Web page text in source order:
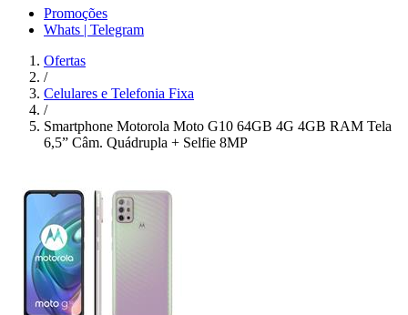
Promoções
Whats | Telegram
Ofertas
/
Celulares e Telefonia Fixa
/
Smartphone Motorola Moto G10 64GB 4G 4GB RAM Tela
6,5” Câm. Quádrupla + Selfie 8MP